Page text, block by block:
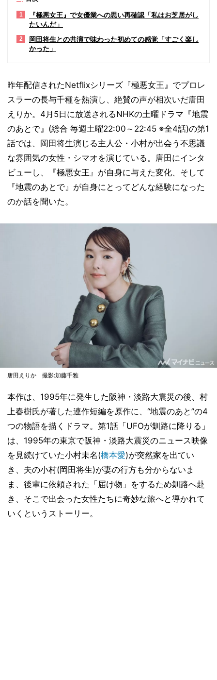
1
『極悪女王』で女優業への思い再確認「私はお芝居がし
たいんだ」
2
岡田将生との共演で味わった初めての感覚「すごく楽し
かった」
昨年配信されたNetflixシリーズ『極悪女王』でプロレ
スラーの長与千種を熱演し、絶賛の声が相次いだ唐田
えりか。4月5日に放送されるNHKの土曜ドラマ『地震
のあとで』(総合 毎週土曜22:00～22:45 ※全4話)の第1
話では、岡田将生演じる主人公・小村が出会う不思議
な雰囲気の女性・シマオを演じている。唐田にインタ
ビューし、『極悪女王』が自身に与えた変化、そして
『地震のあとで』が自身にとってどんな経験になった
のか話を聞いた。
唐田えりか 撮影:加藤千雅
本作は、1995年に発生した阪神・淡路大震災の後、村
上春樹氏が著した連作短編を原作に、“地震のあと”の4
つの物語を描くドラマ。第1話「UFOが釧路に降りる」
は、1995年の東京で阪神・淡路大震災のニュース映像
を見続けていた小村未名(橋本愛)が突然家を出てい
き、夫の小村(岡田将生)が妻の行方も分からないま
ま、後輩に依頼された「届け物」をするため釧路へ赴
き、そこで出会った女性たちに奇妙な旅へと導かれて
いくというストーリー。